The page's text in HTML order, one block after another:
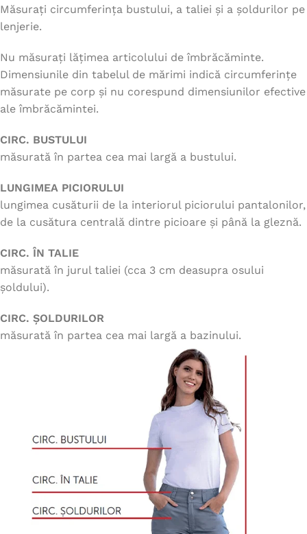
Măsurați circumferința bustului, a taliei și a șoldurilor pe
lenjerie.
Nu măsurați lățimea articolului de îmbrăcăminte.
Dimensiunile din tabelul de mărimi indică circumferințe
măsurate pe corp și nu corespund dimensiunilor efective
ale îmbrăcămintei.
CIRC. BUSTULUI
măsurată în partea cea mai largă a bustului.
LUNGIMEA PICIORULUI
lungimea cusăturii de la interiorul piciorului pantalonilor,
de la cusătura centrală dintre picioare și până la gleznă.
CIRC. ÎN TALIE
măsurată în jurul taliei (cca 3 cm deasupra osului
șoldului).
CIRC. ȘOLDURILOR
măsurată în partea cea mai largă a bazinului.